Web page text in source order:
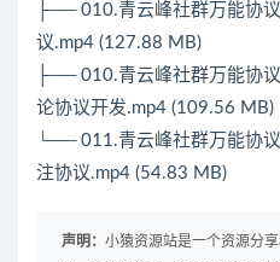
├── 010.青云峰社群万能协
议.mp4 (127.88 MB)
├── 010.青云峰社群万能协
论协议开发.mp4 (109.56 MB)
└── 011.青云峰社群万能协
注协议.mp4 (54.83 MB)
声明： 小猿资源站是一个资源分